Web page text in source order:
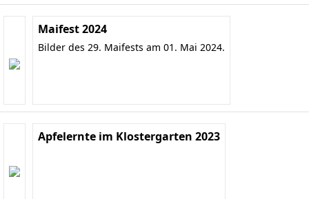
Maifest 2024
Bilder des 29. Maifests am 01. Mai 2024.
Apfelernte im Klostergarten 2023